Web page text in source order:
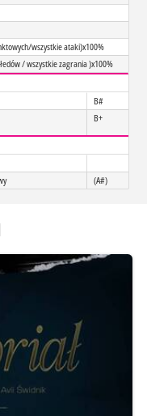
wszystkie ataki)x100%
/ wszystkie zagrania )x100%
B#
B+
(A#)